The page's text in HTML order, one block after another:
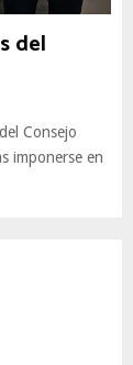
del
Consejo
imponerse en